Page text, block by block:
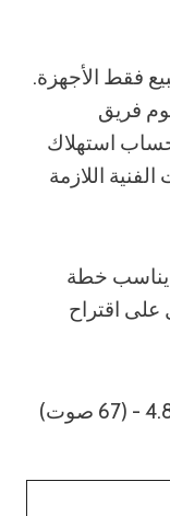
فقط الأجهزة.
فريق
استهلاك
اللازمة
هل أنت مستعد لمعرفة أي طراز SL يناسب خطة
اقتراح
صوت)